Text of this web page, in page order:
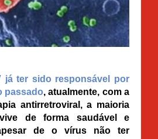
já ter sido responsável por
passado, atualmente, com a
antirretroviral, a maioria
de forma saudável e
de o vírus não ter